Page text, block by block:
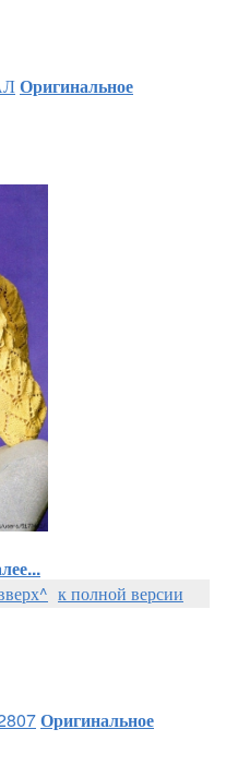
Оригинальное
к полной версии
Оригинальное